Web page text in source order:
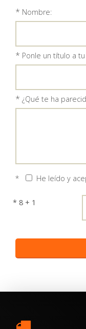
* Nombre:
* Ponle un título a
* ¿Qué te ha
* He leído y
* 8 + 1